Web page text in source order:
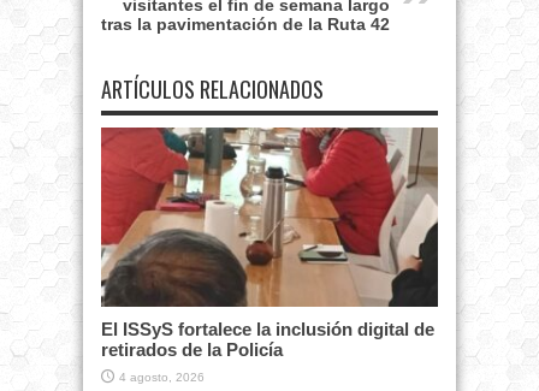
visitantes el fin de semana largo
tras la pavimentación de la Ruta 42
ARTÍCULOS RELACIONADOS
El ISSyS fortalece la inclusión digital de
retirados de la Policía
4 agosto, 2026